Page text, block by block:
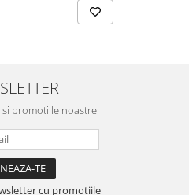
promotiile noastre
cu promotiile